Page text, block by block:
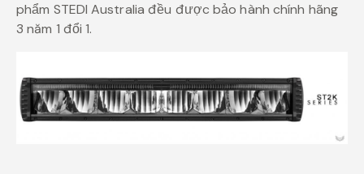
phẩm STEDI Australia đều được bảo hành chính hãng
3 năm 1 đổi 1.